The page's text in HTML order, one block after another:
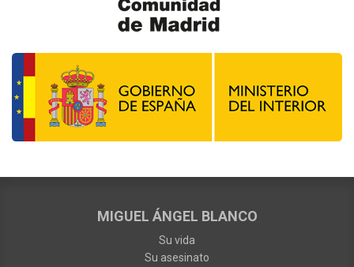
MIGUEL ÁNGEL BLANCO
Su vida
Su asesinato